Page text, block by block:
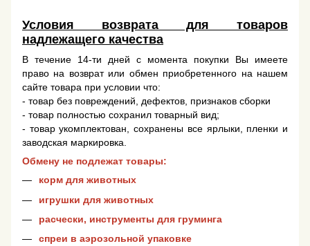
Условия возврата для товаров
надлежащего качества
В течение 14-ти дней с момента покупки Вы имеете
право на возврат или обмен приобретенного на нашем
сайте товара при условии что:
- товар без повреждений, дефектов, признаков сборки
- товар полностью сохранил товарный вид;
- товар укомплектован, сохранены все ярлыки, пленки и
заводская маркировка.
Обмену не подлежат товары:
корм для животных
игрушки для животных
расчески, инструменты для груминга
спреи в аэрозольной упаковке